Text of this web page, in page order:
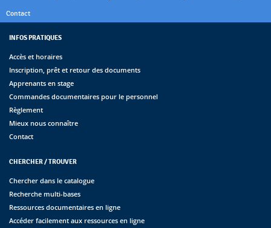
Contact
INFOS PRATIQUES
Accès et horaires
Inscription, prêt et retour des documents
Apprenants en stage
Commandes documentaires pour le personnel
Règlement
Mieux nous connaître
Contact
CHERCHER / TROUVER
Chercher dans le catalogue
Recherche multi-bases
Ressources documentaires en ligne
Accéder facilement aux ressources en ligne